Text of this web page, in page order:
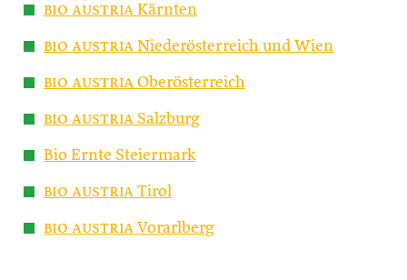
bio austria Kärnten
bio austria Niederösterreich und Wien
bio austria Oberösterreich
bio austria Salzburg
Bio Ernte Steiermark
bio austria Tirol
bio austria Vorarlberg